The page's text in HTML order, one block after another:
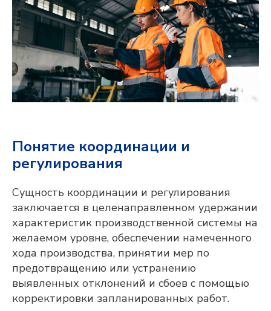
Понятие координации и
регулирования
Сущность координации и регулирования
заключается в целенаправленном удержании
характеристик производственной системы на
желаемом уровне, обеспечении намеченного
хода производства, принятии мер по
предотвращению или устранению
выявленных отклонений и сбоев с помощью
корректировки запланированных работ.